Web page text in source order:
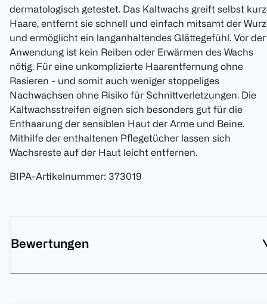
dermatologisch getestet. Das Kaltwachs greift selbst
Haare, entfernt sie schnell und einfach mitsamt der
und ermöglicht ein langanhaltendes Glättegefühl. Vor der
Anwendung ist kein Reiben oder Erwärmen des Wachs
nötig. Für eine unkomplizierte Haarentfernung ohne
Rasieren - und somit auch weniger stoppeliges
Nachwachsen ohne Risiko für Schnittverletzungen. Die
Kaltwachsstreifen eignen sich besonders gut für die
Enthaarung der sensiblen Haut der Arme und Beine.
Mithilfe der enthaltenen Pflegetücher lassen sich
Wachsreste auf der Haut leicht entfernen.
BIPA-Artikelnummer: 373019
Bewertungen